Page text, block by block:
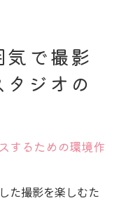
験を振り返る
経験を活かす
気で撮影
ジオの
するための環境作
た撮影を楽しむた